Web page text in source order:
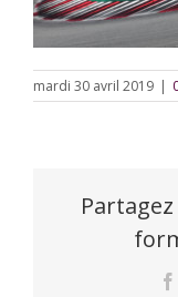
mardi 30 avril 2019 |